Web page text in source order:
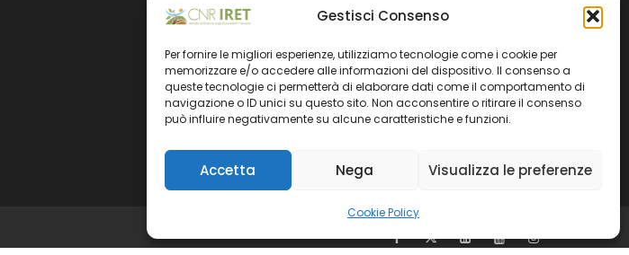
Gestisci Consenso
Per fornire le migliori esperienze, utilizziamo tecnologie come i cookie per
memorizzare e/o accedere alle informazioni del dispositivo. Il consenso a
queste tecnologie ci permetterà di elaborare dati come il comportamento di
navigazione o ID unici su questo sito. Non acconsentire o ritirare il consenso
può influire negativamente su alcune caratteristiche e funzioni.
Accetta Nega Visualizza le preferenze
Cookie Policy